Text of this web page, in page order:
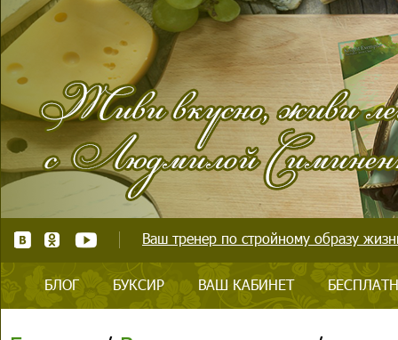
Ваш тренер по стройному образу
БЛОГ БУКСИР ВАШ КАБИНЕТ